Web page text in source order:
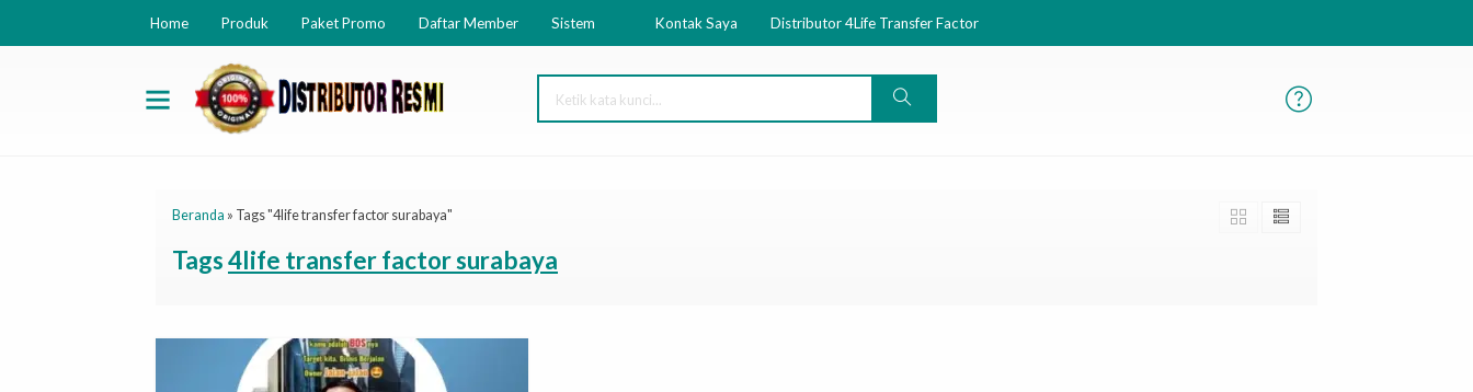
Home Produk Paket Promo Daftar Member Sistem Kontak Saya Distributor 4Life Transfer Factor
Beranda » Tags "4life transfer factor surabaya"
Tags4life transfer factor surabaya